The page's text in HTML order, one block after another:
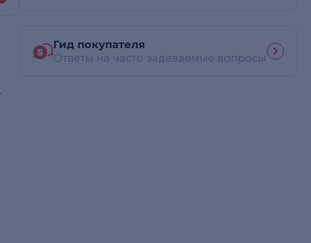
Гид покупателя
Ответы на часто задаваемые вопросы